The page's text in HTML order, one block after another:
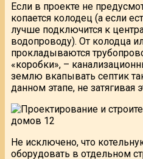
Если в проекте не
копается колодец (а если
лучше подключится к
водопроводу). От колодца
прокладываются
«коробки», –
землю вкапывать септик
данном этапе, не затягивая
Не исключено, что
оборудовать в отдельном